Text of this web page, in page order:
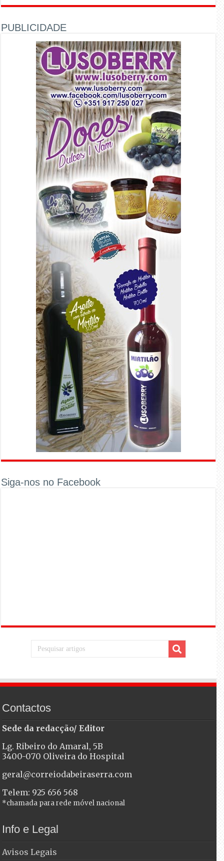
PUBLICIDADE
Siga-nos no Facebook
Contactos
Sede da redacção/ Editor
Lg. Ribeiro do Amaral, 5B
3400-070 Oliveira do Hospital
geral@correiodabeiraserra.com
Telem: 925 656 568
*chamada para rede móvel nacional
Info e Legal
Avisos Legais